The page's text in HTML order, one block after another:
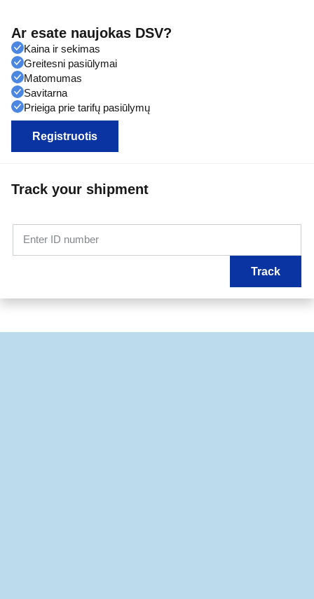
Ar esate naujokas DSV?
Kaina ir sekimas
Greitesni pasiūlymai
Matomumas
Savitarna
Prieiga prie tarifų pasiūlymų
Registruotis
Track your shipment
Enter ID number
Track